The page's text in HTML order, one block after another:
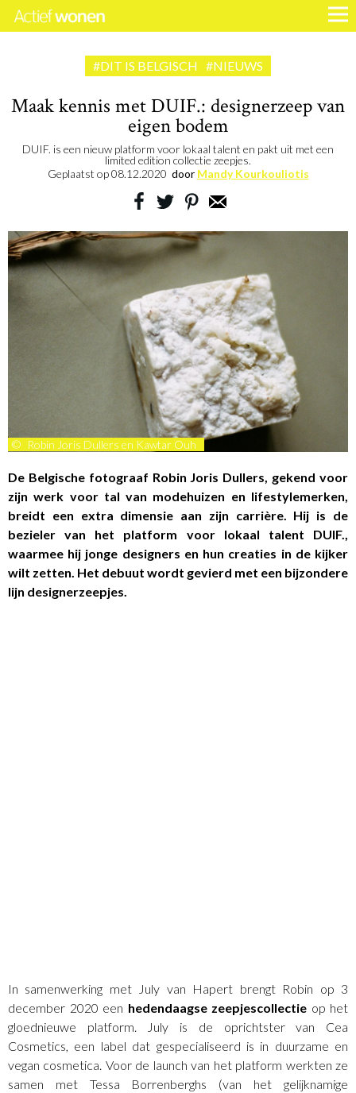
#DIT IS BELGISCH #NIEUWS
Maak kennis met DUIF.: designerzeep van
eigen bodem
DUIF. is een nieuw platform voor lokaal talent en pakt uit met een
limited edition collectie zeepjes.
Geplaatst op08.12.2020 door Mandy Kourkouliotis
© Robin Joris Dullers en Kawtar Ouh
De Belgische fotograaf Robin Joris Dullers, gekend voor
zijn werk voor tal van modehuizen en lifestylemerken,
breidt een extra dimensie aan zijn carrière. Hij is de
bezieler van het platform voor lokaal talent DUIF.,
waarmee hij jonge designers en hun creaties in de kijker
wilt zetten. Het debuut wordt gevierd met een bijzondere
lijn designerzeepjes.
In samenwerking met July van Hapert brengt Robin op 3
december 2020 een hedendaagse zeepjescollectie op het
gloednieuwe platform. July is de oprichtster van Cea
Cosmetics, een label dat gespecialiseerd is in duurzame en
vegan cosmetica. Voor de launch van het platform werkten ze
samen met Tessa Borrenberghs (van het gelijknamige